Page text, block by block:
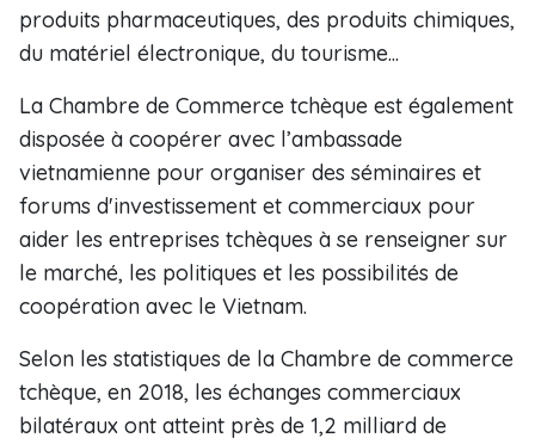
produits pharmaceutiques, des produits chimiques,
du matériel électronique, du tourisme...
La Chambre de Commerce tchèque est également
disposée à coopérer avec l’ambassade
vietnamienne pour organiser des séminaires et
forums d'investissement et commerciaux pour
aider les entreprises tchèques à se renseigner sur
le marché, les politiques et les possibilités de
coopération avec le Vietnam.
Selon les statistiques de la Chambre de commerce
tchèque, en 2018, les échanges commerciaux
bilatéraux ont atteint près de 1,2 milliard de